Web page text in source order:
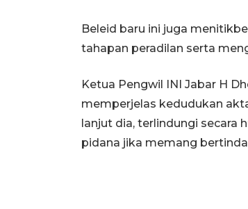
Beleid baru ini juga
tahapan peradilan serta
Ketua Pengwil INI Jabar H
memperjelas kedudukan
lanjut dia, terlindungi secara
pidana jika memang